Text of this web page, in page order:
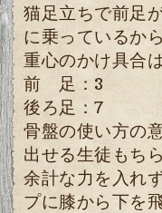
猫足立ちで前足
に乗っているから
重心のかけ具合
前 足：3
後ろ足：7
骨盤の使い方の
出せる生徒もちら
余計な力を入れ
プに膝から下を